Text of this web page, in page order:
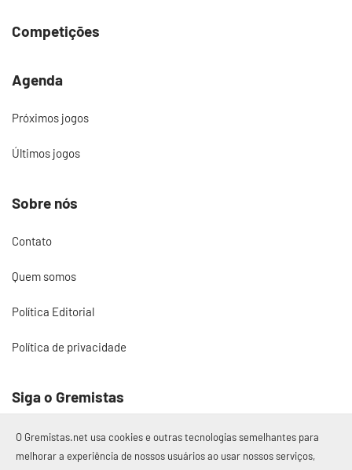
Competições
Agenda
Próximos jogos
Últimos jogos
Sobre nós
Contato
Quem somos
Política Editorial
Política de privacidade
Siga o Gremistas
O Gremistas.net usa cookies e outras tecnologias semelhantes para
melhorar a experiência de nossos usuários ao usar nossos serviços,